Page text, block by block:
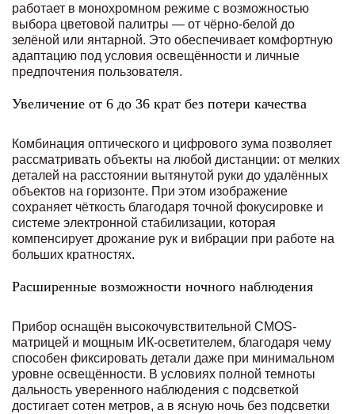
работает в монохромном режиме с возможностью
выбора цветовой палитры — от чёрно-белой до
зелёной или янтарной. Это обеспечивает комфортную
адаптацию под условия освещённости и личные
предпочтения пользователя.
Увеличение от 6 до 36 крат без потери качества
Комбинация оптического и цифрового зума позволяет
рассматривать объекты на любой дистанции: от мелких
деталей на расстоянии вытянутой руки до удалённых
объектов на горизонте. При этом изображение
сохраняет чёткость благодаря точной фокусировке и
системе электронной стабилизации, которая
компенсирует дрожание рук и вибрации при работе на
больших кратностях.
Расширенные возможности ночного наблюдения
Прибор оснащён высокочувствительной CMOS-
матрицей и мощным ИК-осветителем, благодаря чему
способен фиксировать детали даже при минимальном
уровне освещённости. В условиях полной темноты
дальность уверенного наблюдения с подсветкой
достигает сотен метров, а в ясную ночь без подсветки